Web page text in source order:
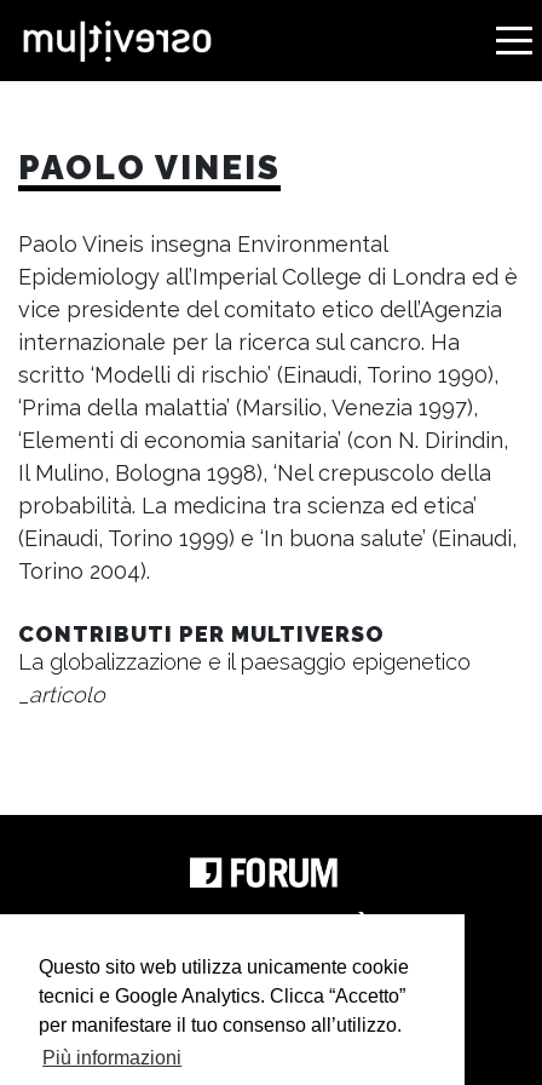
Questo sito web utilizza unicamente cookie
tecnici e Google Analytics. Clicca “Accetto”
per manifestare il tuo consenso all’utilizzo.
Più informazioni
PAOLO VINEIS
Paolo Vineis insegna Environmental
Epidemiology all’Imperial College di Londra ed è
vice presidente del comitato etico dell’Agenzia
internazionale per la ricerca sul cancro. Ha
scritto ‘Modelli di rischio’ (Einaudi, Torino 1990),
‘Prima della malattia’ (Marsilio, Venezia 1997),
‘Elementi di economia sanitaria’ (con N. Dirindin,
Il Mulino, Bologna 1998), ‘Nel crepuscolo della
probabilità. La medicina tra scienza ed etica’
(Einaudi, Torino 1999) e ‘In buona salute’ (Einaudi,
Torino 2004).
CONTRIBUTI PER MULTIVERSO
La globalizzazione e il paesaggio epigenetico
_articolo
In collaborazione con